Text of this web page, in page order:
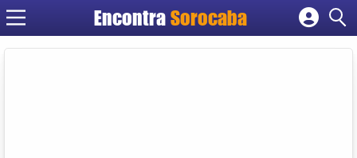
EncontraSorocaba
Cadastrar empresa